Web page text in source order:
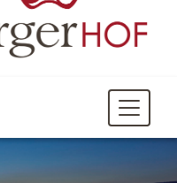
Mobile